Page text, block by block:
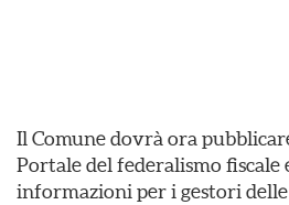
Il Comune dovrà ora
Portale del federalismo fiscale
informazioni per i gestori